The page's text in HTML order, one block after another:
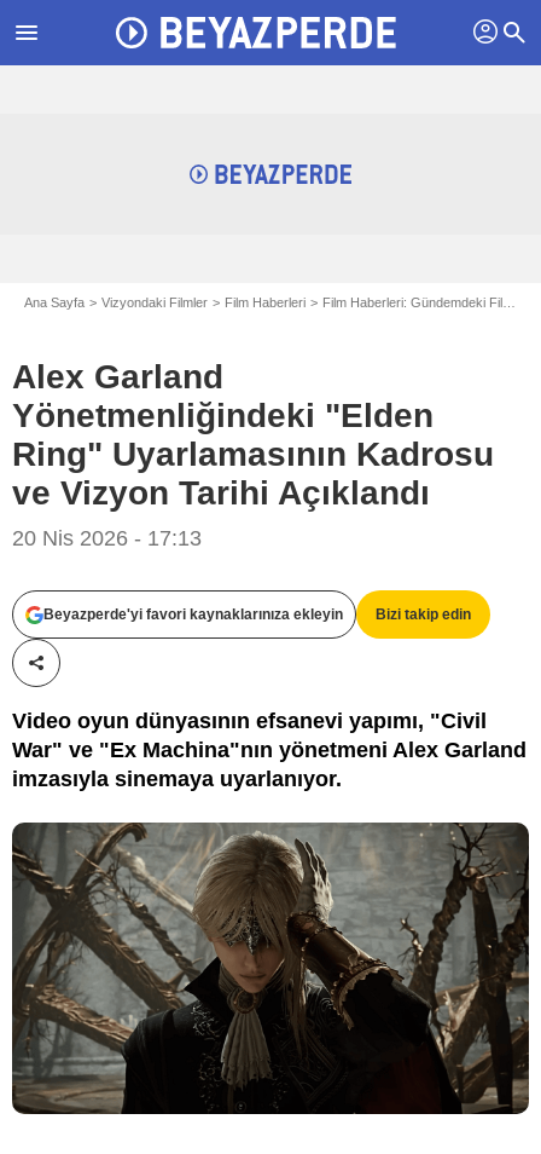
menu profil search
Ana Sayfa Vizyondaki Filmler Film Haberleri Film Haberleri: Gündemdeki Filmler
Alex Garland
Yönetmenliğindeki "Elden
Ring" Uyarlamasının Kadrosu
ve Vizyon Tarihi Açıklandı
20 Nis 2026 - 17:13
Beyazperde'yi favori kaynaklarınıza ekleyin Bizi takip edin
Paylaş!
Video oyun dünyasının efsanevi yapımı, "Civil
War" ve "Ex Machina"nın yönetmeni Alex Garland
imzasıyla sinemaya uyarlanıyor.